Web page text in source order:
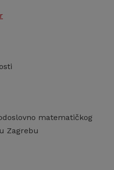
matematičkog
Zagrebu